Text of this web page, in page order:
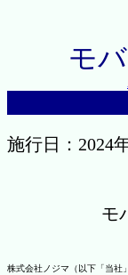
モ
施行日：2024
モ
株式会社ノジマ（以下「当社